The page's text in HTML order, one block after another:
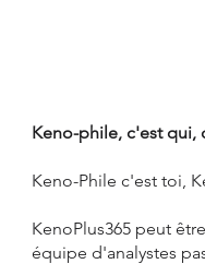
Keno-phile, c'est qui,
Keno-Phile c'est toi,
KenoPlus365 peut
équipe d'analystes